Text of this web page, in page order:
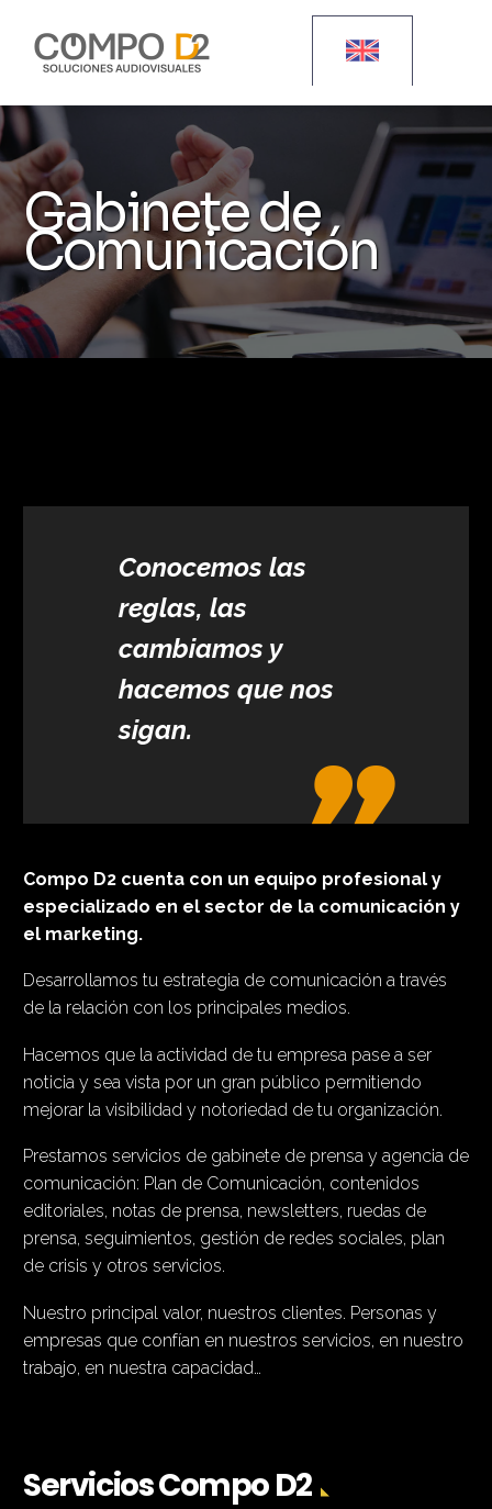
Gabinete de
Comunicación
Conocemos las
reglas, las
cambiamos y
hacemos que nos
sigan.
Compo D2 cuenta con un equipo profesional y
especializado en el sector de la comunicación y
el marketing.
Desarrollamos tu estrategia de comunicación a través
de la relación con los principales medios.
Hacemos que la actividad de tu empresa pase a ser
noticia y sea vista por un gran público permitiendo
mejorar la visibilidad y notoriedad de tu organización.
Prestamos servicios de gabinete de prensa y agencia de
comunicación: Plan de Comunicación, contenidos
editoriales, notas de prensa, newsletters, ruedas de
prensa, seguimientos, gestión de redes sociales, plan
de crisis y otros servicios.
Nuestro principal valor, nuestros clientes. Personas y
empresas que confían en nuestros servicios, en nuestro
trabajo, en nuestra capacidad…
Servicios Compo D2